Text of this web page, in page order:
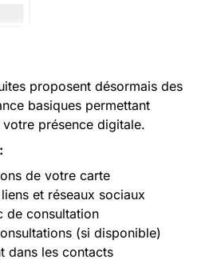
proposent désormais des
basiques permettant
présence digitale.
de votre carte
et réseaux sociaux
de consultation
(si disponible)
dans les contacts